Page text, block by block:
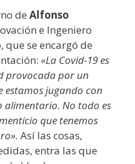
de Alfonso
e Ingeniero
se encargó de
«La Covid-19 es
provocada por un
estamos jugando con
alimentario. No todo es
que tenemos
Así las cosas,
entra las que